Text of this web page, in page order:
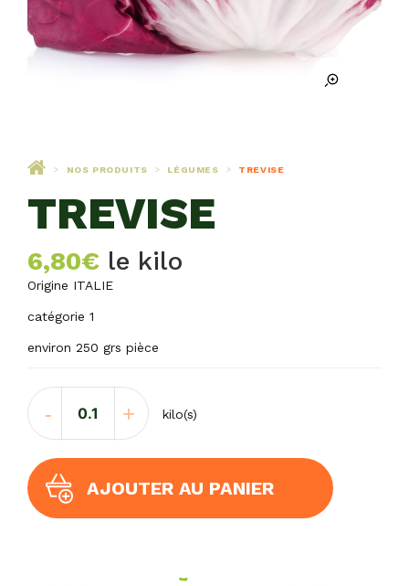
> NOS PRODUITS > LÉGUMES > TREVISE
TREVISE
6,80€ le kilo
Origine ITALIE
catégorie 1
environ 250 grs pièce
-
quantité
de
TREVISE
+ kilo(s)
AJOUTER AU PANIER